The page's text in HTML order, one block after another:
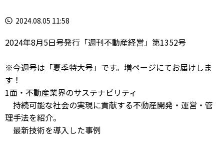
2024.08.05 11:58
2024年8月5日号発行「週刊不動産経営」第1352号
※今週号は「夏季特大号」です。増ページにてお届けしま
す！
1面・不動産業界のサステナビリティ
持続可能な社会の実現に貢献する不動産開発・運営・管
理手法を紹介。
最新技術を導入した事例